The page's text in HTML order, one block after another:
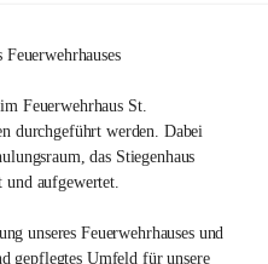
spannend und aus
nicht!
eingestellt und packen
schreiben. Dafür brauchen
Feuerwehrhaus St.
durchgeführt werden. Dabei
das Stiegenhaus
und aufgewertet.
unseres Feuerwehrhauses und
gepflegtes Umfeld für unsere